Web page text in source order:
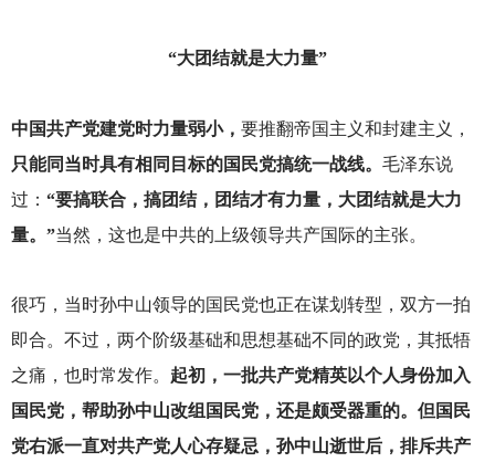
“大团结就是大力量”
中国共产党建党时力量弱小， 要推翻帝国主义和封建主义，
只能同当时具有相同目标的国民党搞统一战线。 毛泽东说
过： “要搞联合，搞团结，团结才有力量，大团结就是大力
量。”当然，这也是中共的上级领导共产国际的主张。
很巧，当时孙中山领导的国民党也正在谋划转型，双方一拍
即合。不过，两个阶级基础和思想基础不同的政党，其抵牾
之痛，也时常发作。 起初，一批共产党精英以个人身份加入
国民党，帮助孙中山改组国民党，还是颇受器重的。但国民
党右派一直对共产党人心存疑忌，孙中山逝世后，排斥共产